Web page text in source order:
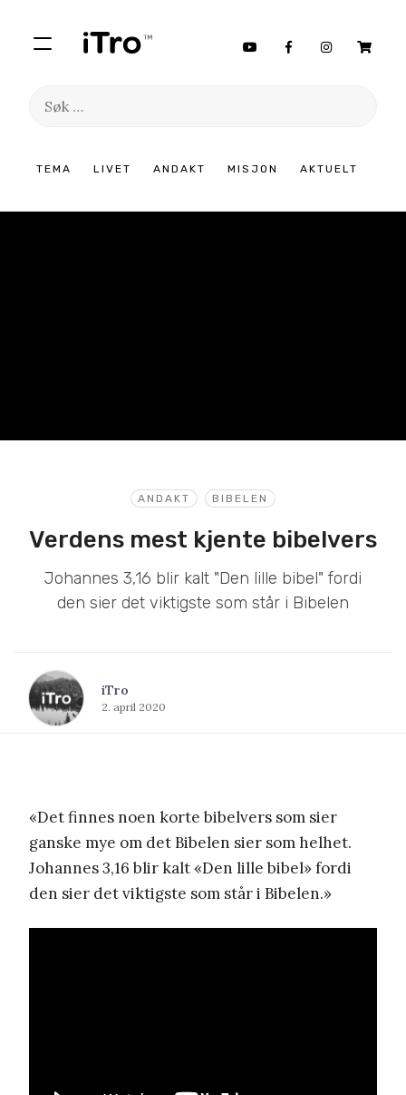
TEMA LIVET ANDAKT MISJON AKTUELT
Søk
innhold
ANDAKT BIBELEN
Verdens mest kjente bibelvers
Johannes 3,16 blir kalt "Den lille bibel" fordi
den sier det viktigste som står i Bibelen
iTro
2. april 2020
«Det finnes noen korte bibelvers som sier
ganske mye om det Bibelen sier som helhet.
Johannes 3,16 blir kalt «Den lille bibel» fordi
den sier det viktigste som står i Bibelen.»